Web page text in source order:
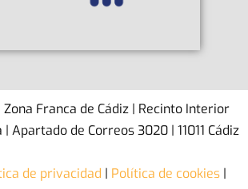
Franca de Cádiz | Recinto Interior
Apartado de Correos 3020 | 11011 Cádiz
de privacidad | Política de cookies |